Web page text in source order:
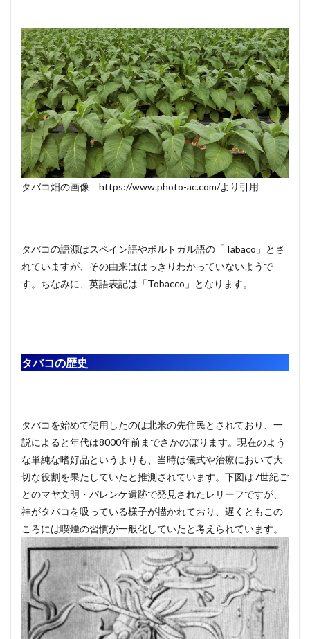
タバコ畑の画像 https://www.photo-ac.com/より引用
タバコの語源はスペイン語やポルトガル語の「Tabaco」とさ
れていますが、その由来ははっきりわかっていないようで
す。ちなみに、英語表記は「Tobacco」となります。
タバコの歴史
タバコを始めて使用したのは北米の先住民とされており、一
説によると年代は8000年前までさかのぼります。現在のよう
な単純な嗜好品というよりも、当時は儀式や治療において大
切な役割を果たしていたと推測されています。下図は7世紀ご
とのマヤ文明・パレンケ遺跡で発見されたレリーフですが、
神がタバコを吸っている様子が描かれており、遅くともこの
ころには喫煙の習慣が一般化していたと考えられています。